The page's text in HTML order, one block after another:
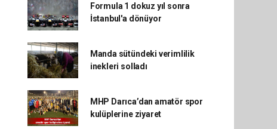
Formula 1 dokuz yıl sonra
İstanbul'a dönüyor
Manda sütündeki verimlilik
inekleri solladı
MHP Darıca’dan amatör spor
kulüplerine ziyaret